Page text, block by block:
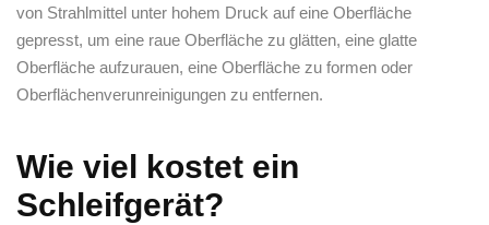
von Strahlmittel unter hohem Druck auf eine Oberfläche
gepresst, um eine raue Oberfläche zu glätten, eine glatte
Oberfläche aufzurauen, eine Oberfläche zu formen oder
Oberflächenverunreinigungen zu entfernen.
Wie viel kostet ein
Schleifgerät?